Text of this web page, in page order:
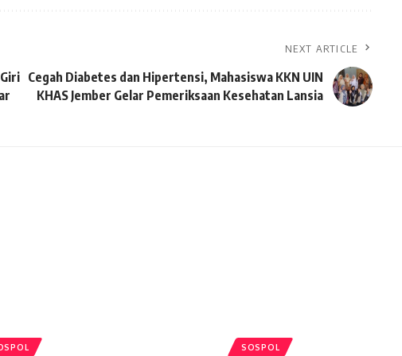
NEXT ARTICLE
Cegah Diabetes dan Hipertensi, Mahasiswa KKN UIN
KHAS Jember Gelar Pemeriksaan Kesehatan Lansia
SOSPOL